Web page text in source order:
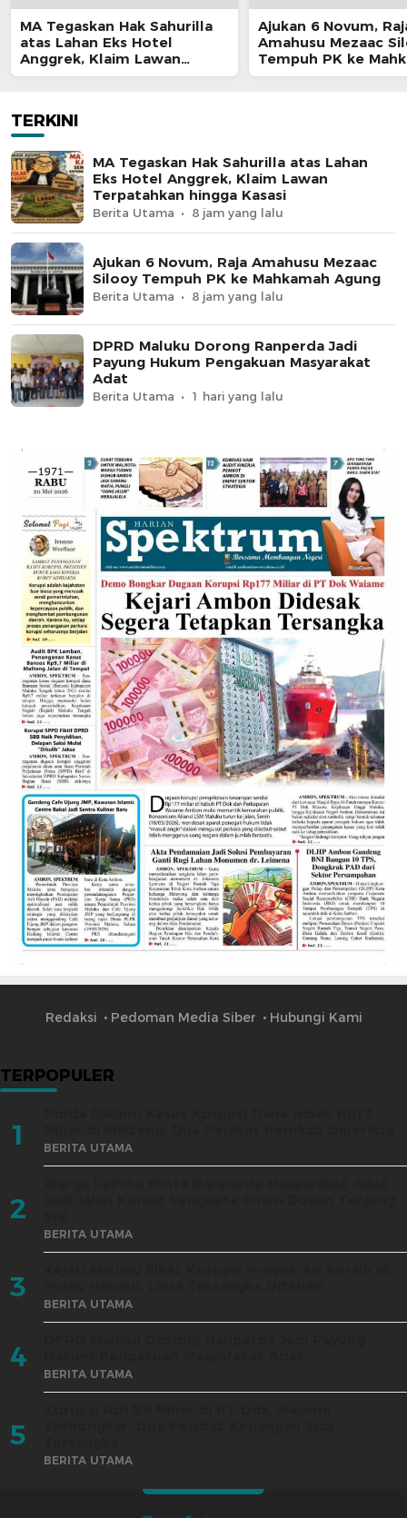
MA Tegaskan Hak Sahurilla
atas Lahan Eks Hotel
Anggrek, Klaim Lawan
Terpatahkan hingga Kasasi
Ajukan 6 Novum,
Amahusu Mezaac
Tempuh PK ke
Agung
TERKINI
MA Tegaskan Hak Sahurilla atas Lahan
Eks Hotel Anggrek, Klaim Lawan
Terpatahkan hingga Kasasi
Berita Utama 8 jam yang lalu
Ajukan 6 Novum, Raja Amahusu Mezaac
Silooy Tempuh PK ke Mahkamah Agung
Berita Utama 8 jam yang lalu
DPRD Maluku Dorong Ranperda Jadi
Payung Hukum Pengakuan Masyarakat
Adat
Berita Utama 1 hari yang lalu
Redaksi Pedoman Media Siber Hubungi Kami
TERPOPULER
1 BERITA UTAMA
2
BERITA UTAMA
3 BERITA UTAMA
4 BERITA UTAMA
5
BERITA UTAMA